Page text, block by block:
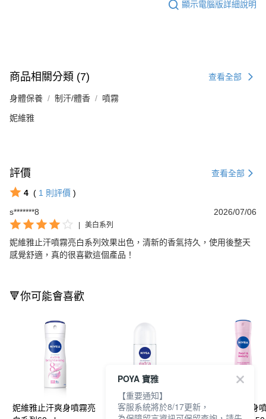
顯示電腦版詳細說明
商品相關分類 (7) 查看全部
身體保養 制汗/體香 噴霧
妮維雅
評價 查看全部
4 ( 1 則評價 )
s*******8
2026/07/06
| 美白系列
妮維雅止汗噴霧亮白系列效果出色，清新的香氣持久，使用後整天
感覺舒適，真的很喜歡這個產品！
🔻你可能會喜歡
妮維雅止汗爽身噴霧亮
妮維雅止汗乳液亮白系
妮維雅止汗爽身
POYA 寶雅
【重要通知】
客服系統將於8/17更新，